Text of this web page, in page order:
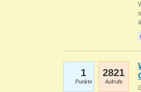
1
Punkte
2821
Aufrufe